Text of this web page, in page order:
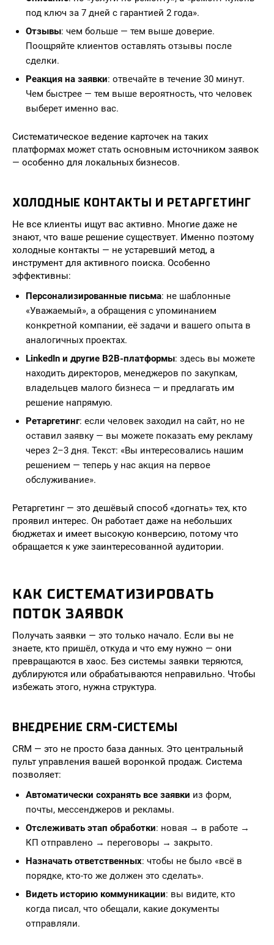
под ключ за 7 дней с гарантией 2 года».
Отзывы: чем больше — тем выше доверие.
Поощряйте клиентов оставлять отзывы после
сделки.
Реакция на заявки: отвечайте в течение 30 минут.
Чем быстрее — тем выше вероятность, что человек
выберет именно вас.
Систематическое ведение карточек на таких
платформах может стать основным источником заявок
— особенно для локальных бизнесов.
ХОЛОДНЫЕ КОНТАКТЫ И РЕТАРГЕТИНГ
Не все клиенты ищут вас активно. Многие даже не
знают, что ваше решение существует. Именно поэтому
холодные контакты — не устаревший метод, а
инструмент для активного поиска. Особенно
эффективны:
Персонализированные письма: не шаблонные
«Уважаемый», а обращения с упоминанием
конкретной компании, её задачи и вашего опыта в
аналогичных проектах.
LinkedIn и другие B2B-платформы: здесь вы можете
находить директоров, менеджеров по закупкам,
владельцев малого бизнеса — и предлагать им
решение напрямую.
Ретаргетинг: если человек заходил на сайт, но не
оставил заявку — вы можете показать ему рекламу
через 2–3 дня. Текст: «Вы интересовались нашим
решением — теперь у нас акция на первое
обслуживание».
Ретаргетинг — это дешёвый способ «догнать» тех, кто
проявил интерес. Он работает даже на небольших
бюджетах и имеет высокую конверсию, потому что
обращается к уже заинтересованной аудитории.
КАК СИСТЕМАТИЗИРОВАТЬ
ПОТОК ЗАЯВОК
Получать заявки — это только начало. Если вы не
знаете, кто пришёл, откуда и что ему нужно — они
превращаются в хаос. Без системы заявки теряются,
дублируются или обрабатываются неправильно. Чтобы
избежать этого, нужна структура.
ВНЕДРЕНИЕ CRM-СИСТЕМЫ
CRM — это не просто база данных. Это центральный
пульт управления вашей воронкой продаж. Система
позволяет:
Автоматически сохранять все заявки из форм,
почты, мессенджеров и рекламы.
Отслеживать этап обработки: новая → в работе →
КП отправлено → переговоры → закрыто.
Назначать ответственных: чтобы не было «всё в
порядке, кто-то же должен это сделать».
Видеть историю коммуникации: вы видите, кто
когда писал, что обещали, какие документы
отправляли.